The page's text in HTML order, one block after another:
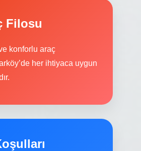
Filosu
konforlu araç
her ihtiyaca uygun